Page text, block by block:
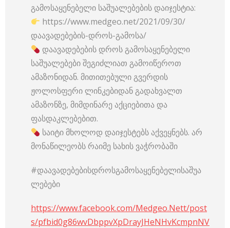
გამოსაყენებელი საშუალებების დაიჯესტია:
https://www.medgeo.net/2021/09/30/
დაავადებების-დროს-გამოსა/
დაავადებების დროს გამოსაყენებელი
საშუალებები შეგიძლიათ გამოიწეროთ
ამაზონიდან. მითითებული გვერდის
ჟოლოსფერი ლინკებიდან გადახვალთ
ამაზონზე, მიმდინარე აქციებითა და
ფასდაკლებებით.
საიტი მხოლოდ დაიჯესტებს აქვეყნებს. არ
მონაწილეობს რაიმე სახის ვაჭრობაში
#დაავადებებისდროსგამოსაყენებელისაშუა
ლებები
https://www.facebook.com/Medgeo.Nett/post
s/pfbid0g86wvDbppvXpDrayJHeNHvKcmpnNV